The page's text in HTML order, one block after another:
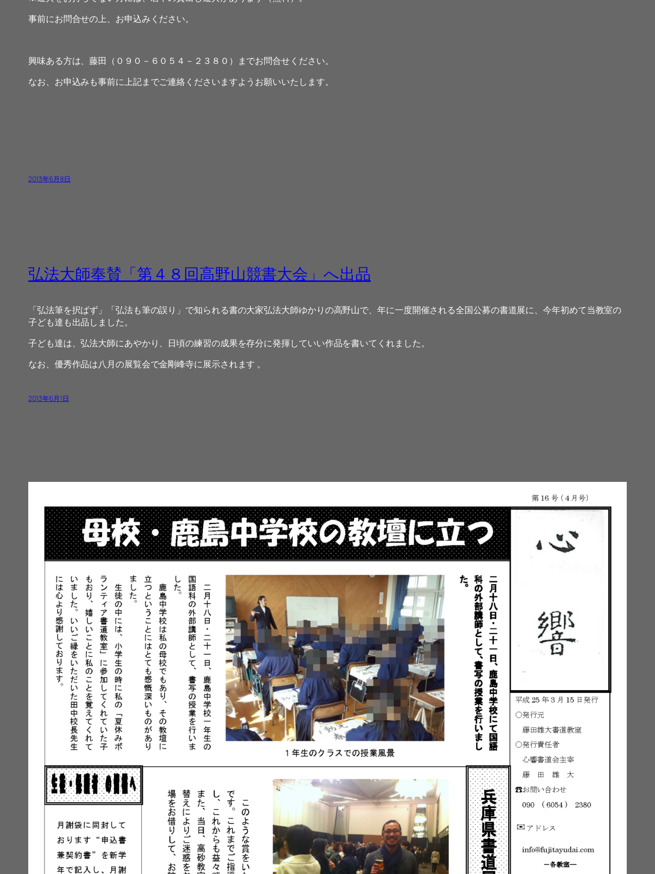
事前にお問合せの上、お申込みください。
興味ある方は、藤田（０９０－６０５４－２３８０）までお問合せください。
なお、お申込みも事前に上記までご連絡くださいますようお願いいたします。
2013年6月8日
弘法大師奉賛「第４８回高野山競書大会」へ出品
「弘法筆を択ばず」「弘法も筆の誤り」で知られる書の大家弘法大師ゆかりの高野山で、年に一度開催される全国公募の書道展に、今年初めて当教室の
子ども達も出品しました。
子ども達は、弘法大師にあやかり、日頃の練習の成果を存分に発揮していい作品を書いてくれました。
なお、優秀作品は八月の展覧会で金剛峰寺に展示されます 。
2013年6月1日